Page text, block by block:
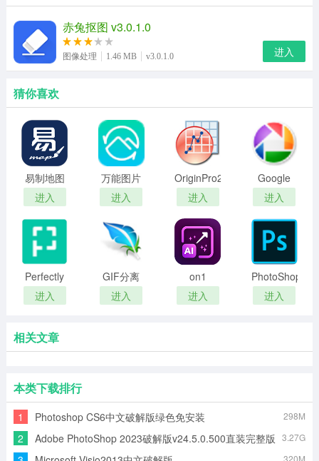
赤兔抠图 v3.0.1.0
图像处理 1.46 MB v3.0.1.0 进入
猜你喜欢
易制地图
进入
万能图片
格式转换
器
进入
OriginPro2015
进入
Google
Picasa中
文版
进入
Perfectly
Clear
Complete
进入
GIF分离
器高级版
进入
on1
resize ai
进入
PhotoShop
版本合集
进入
相关文章
本类下载排行
1 Photoshop CS6中文破解版绿色免安装 298M
2 Adobe PhotoShop 2023破解版v24.5.0.500直装完整版 3.27G